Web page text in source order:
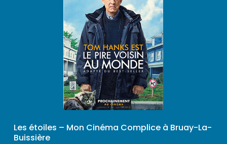
Les étoiles – Mon Cinéma Complice à Bruay-La-
Buissière